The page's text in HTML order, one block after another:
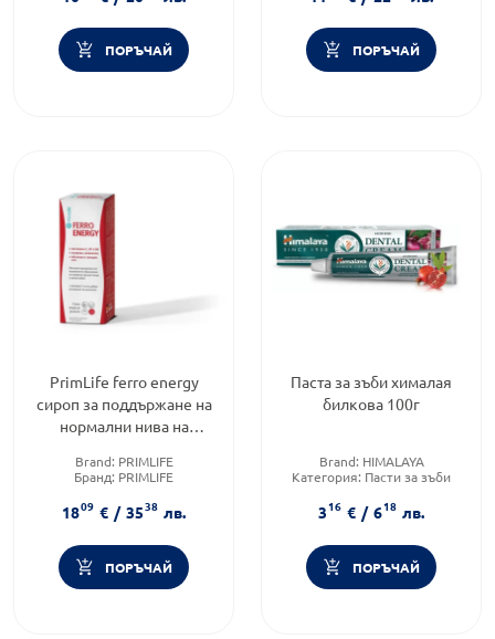
ПОРЪЧАЙ ПОРЪЧАЙ
PrimLife ferro energy
сироп за поддържане на
нормални нива на
Brand: PRIMLIFE
Бранд: PRIMLIFE
1809 € / 3538 лв.
ПОРЪЧАЙ
Паста за зъби хималая
билкова 100г
Brand: HIMALAYA
Категория: Пасти за зъби
зъби
316 € / 618 лв.
ПОРЪЧАЙ